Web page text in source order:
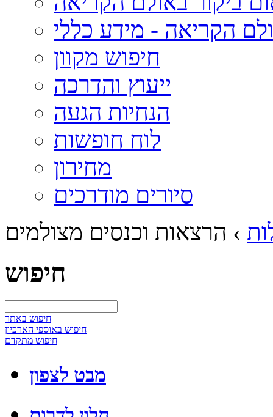
הקריאה - מידע כללי
חיפוש מקוון
ייעוץ והדרכה
הנחיות הגעה
לוח חופשות
מחירון
סיורים מודרכים
› הרצאות וכנסים מצולמים
חיפוש
חיפוש באתר
חיפוש באוספי הארכיון
חיפוש מתקדם
מבט לצפון